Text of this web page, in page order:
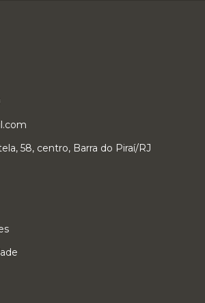
58, centro, Barra do Piraí/RJ